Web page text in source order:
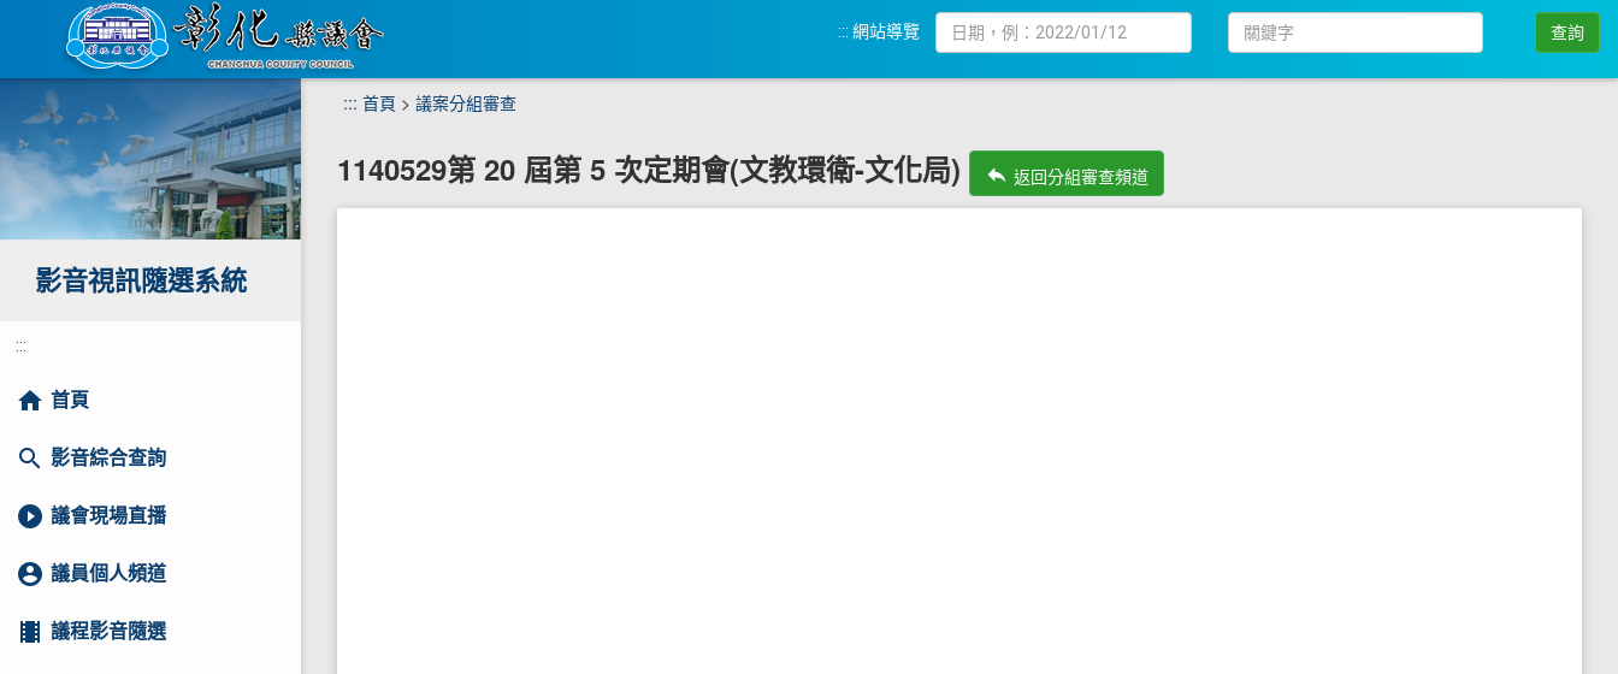
主
要
容
區
::: 網站導覽
期
鍵
查詢
影音視訊隨選系統
:::
home 首頁
search 影音綜合查詢
play_circle_filled 議會現場直播
account_circle 議員個人頻道
local_movies 議程影音隨選
::: 首頁 > 議案分組審查
1140529第 20 屆第 5 次定期會(文教環衛-文化局) reply 返回分組審查頻道